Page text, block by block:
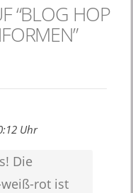
“BLOG HOP
Uhr
Die
rot ist